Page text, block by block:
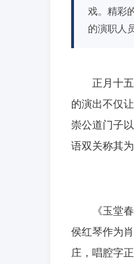
戏。精彩
的演职人
正月十五
的演出不仅
崇公道门子
语双关称其
《玉堂春》
侯红琴作为
庄，唱腔字